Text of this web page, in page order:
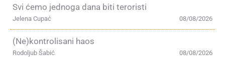
Svi ćemo jednoga dana biti teroristi
08/08/2026
Jelena Cupać
(Ne)kontrolisani haos
08/08/2026
Rodoljub Šabić